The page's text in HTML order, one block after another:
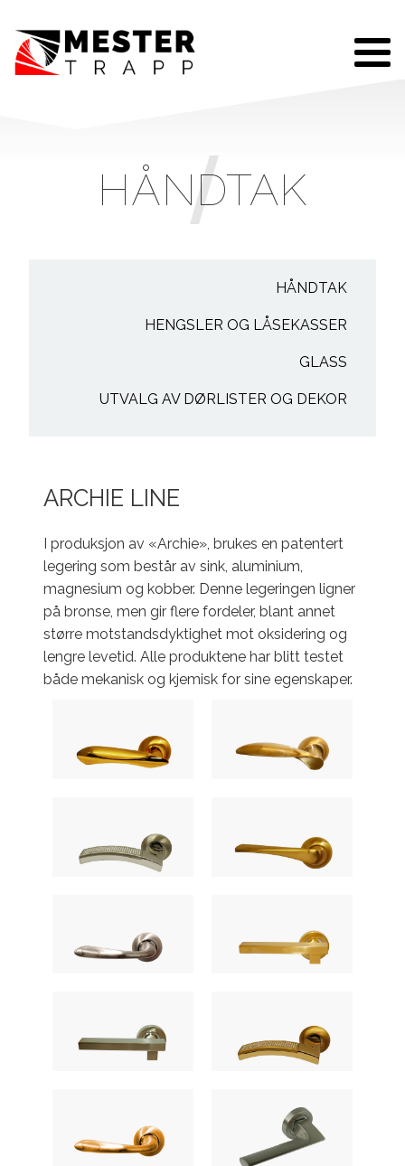
HÅNDTAK
HÅNDTAK
HENGSLER OG LÅSEKASSER
GLASS
UTVALG AV DØRLISTER OG DEKOR
ARCHIE LINE
I produksjon av «Archie», brukes en patentert
legering som består av sink, aluminium,
magnesium og kobber. Denne legeringen ligner
på bronse, men gir flere fordeler, blant annet
større motstandsdyktighet mot oksidering og
lengre levetid. Alle produktene har blitt testet
både mekanisk og kjemisk for sine egenskaper.